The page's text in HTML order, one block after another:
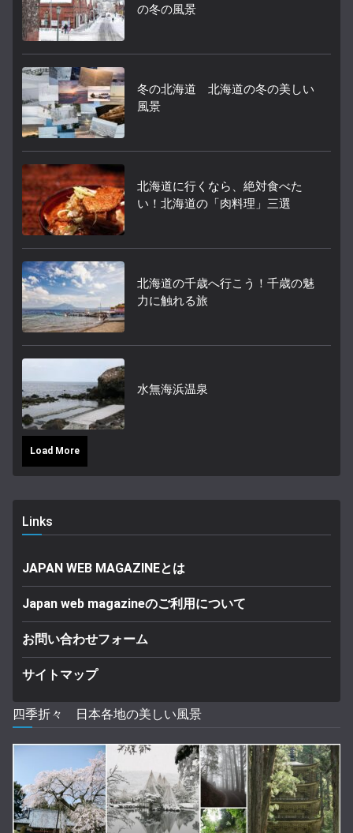
の冬の風景
冬の北海道 北海道の冬の美しい
風景
北海道に行くなら、絶対食べた
い！北海道の「肉料理」三選
北海道の千歳へ行こう！千歳の魅
力に触れる旅
水無海浜温泉
Load More
Links
JAPAN WEB MAGAZINEとは
Japan web magazineのご利用について
お問い合わせフォーム
サイトマップ
四季折々 日本各地の美しい風景